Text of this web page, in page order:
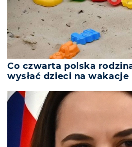
Co czwarta polska
wysłać dzieci na wakacje